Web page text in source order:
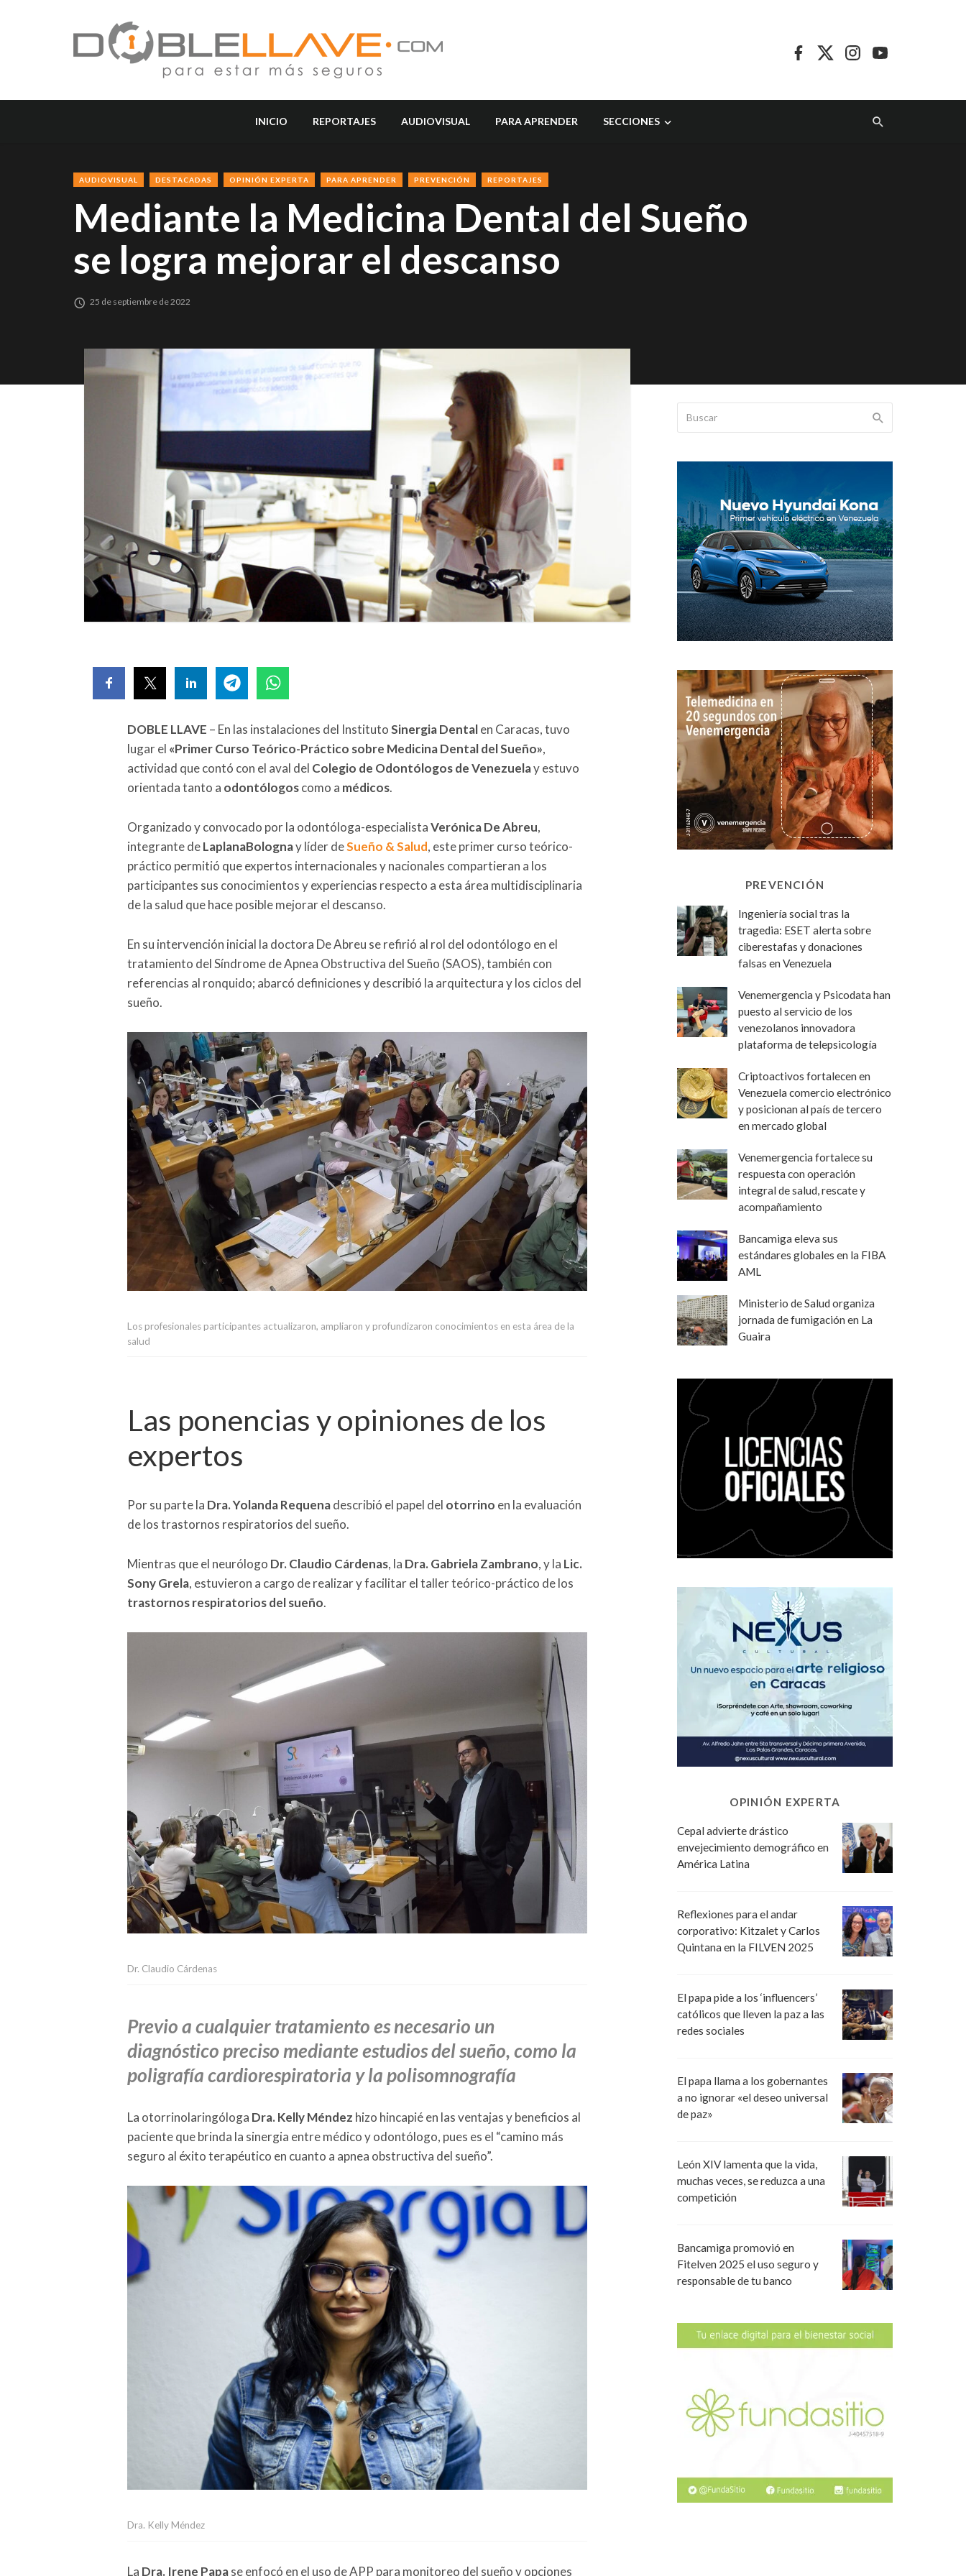
INICIO REPORTAJES AUDIOVISUAL PARA APRENDER SECCIONES
AUDIOVISUAL DESTACADAS OPINIÓN EXPERTA PARA APRENDER PREVENCIÓN REPORTAJES
Mediante la Medicina Dental del Sueño
se logra mejorar el descanso
25 de septiembre de 2022
DOBLE LLAVE – En las instalaciones del InstitutoSinergia Dentalen Caracas, tuvo
lugar el «Primer Curso Teórico-Práctico sobre Medicina Dental del Sueño»,
actividad que contó con el aval del Colegio de Odontólogos de Venezuelay estuvo
orientada tanto a odontólogoscomo a médicos.
Organizado y convocado por la odontóloga-especialistaVerónica De Abreu,
integrante deLaplanaBolognay líder deSueño & Salud, este primer curso teórico-
práctico permitió que expertos internacionales y nacionales compartieran a los
participantes sus conocimientos y experiencias respecto a esta área multidisciplinaria
de la salud que hace posible mejorar el descanso.
En su intervención inicial la doctora De Abreu se refirió al rol del odontólogo en el
tratamiento del Síndrome de Apnea Obstructiva del Sueño (SAOS), también con
referencias al ronquido; abarcó definiciones y describió la arquitectura y los ciclos del
sueño.
Los profesionales participantes actualizaron, ampliaron y profundizaron conocimientos en esta área de la
salud
Las ponencias y opiniones de los
expertos
Por su parte la Dra. Yolanda Requenadescribió el papel del otorrino en la evaluación
de los trastornos respiratorios del sueño.
Mientras que el neurólogo Dr. Claudio Cárdenas, la Dra. Gabriela Zambrano, y la Lic.
Sony Grela, estuvieron a cargo de realizar y facilitar el taller teórico-práctico de los
trastornos respiratorios del sueño.
Dr. Claudio Cárdenas
Previo a cualquier tratamiento es necesario un
diagnóstico preciso mediante estudios del sueño, como la
poligrafía cardiorespiratoria y la polisomnografía
La otorrinolaringóloga Dra. Kelly Méndez hizo hincapié en las ventajas y beneficios al
paciente que brinda la sinergia entre médico y odontólogo, pues es el “camino más
seguro al éxito terapéutico en cuanto a apnea obstructiva del sueño”.
Dra. Kelly Méndez
La Dra. Irene Papase enfocó en el uso de APP para monitoreo del sueño y opciones
PREVENCIÓN
Ingeniería social tras la
tragedia: ESET alerta sobre
ciberestafas y donaciones
falsas en Venezuela
Venemergencia y Psicodata han
puesto al servicio de los
venezolanos innovadora
plataforma de telepsicología
Criptoactivos fortalecen en
Venezuela comercio electrónico
y posicionan al país de tercero
en mercado global
Venemergencia fortalece su
respuesta con operación
integral de salud, rescate y
acompañamiento
Bancamiga eleva sus
estándares globales en la FIBA
AML
Ministerio de Salud organiza
jornada de fumigación en La
Guaira
OPINIÓN EXPERTA
Cepal advierte drástico
envejecimiento demográfico en
América Latina
Reflexiones para el andar
corporativo: Kitzalet y Carlos
Quintana en la FILVEN 2025
El papa pide a los ‘influencers’
católicos que lleven la paz a las
redes sociales
El papa llama a los gobernantes
a no ignorar «el deseo universal
de paz»
León XIV lamenta que la vida,
muchas veces, se reduzca a una
competición
Bancamiga promovió en
Fitelven 2025 el uso seguro y
responsable de tu banco